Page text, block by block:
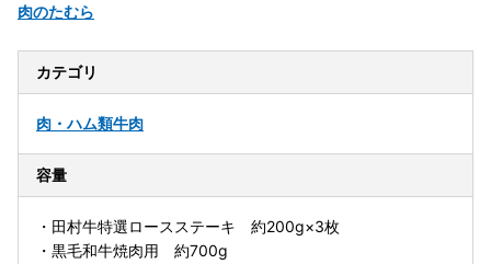
肉のたむら
カテゴリ
肉・ハム類牛肉
容量
・田村牛特選ロースステーキ 約200g×3枚
・黒毛和牛焼肉用 約700g